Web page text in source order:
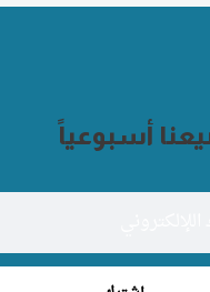
أسبوعياً